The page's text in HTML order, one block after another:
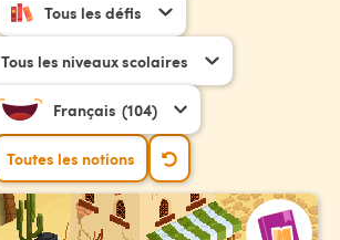
Tous les défis
Tous les niveaux scolaires
Français (104)
Toutes les notions